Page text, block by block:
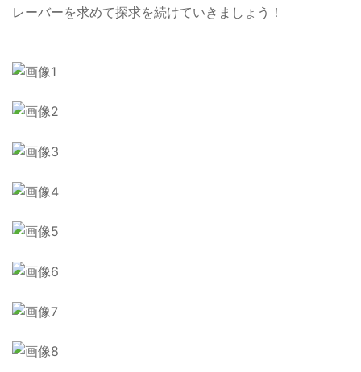
レーバーを求めて探求を続けていきましょう！